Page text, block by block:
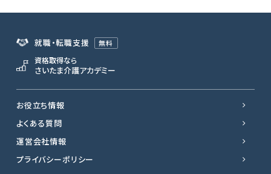
就職・転職支援 無料
資格取得なら
さいたま介護アカデミー
お役立ち情報
よくある質問
運営会社情報
プライバシーポリシー